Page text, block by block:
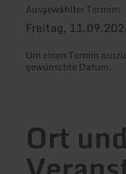
Ausgewählter Termin:
Freitag,
Um einen Termin
gewünschte Datum.
Ort und